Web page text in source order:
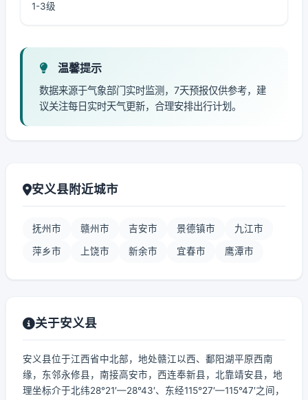
1-3级
温馨提示
数据来源于气象部门实时监测，7天预报仅供参考，建
议关注每日实时天气更新，合理安排出行计划。
安义县附近城市
抚州市 赣州市 吉安市 景德镇市 九江市
萍乡市 上饶市 新余市 宜春市 鹰潭市
关于安义县
安义县位于江西省中北部，地处赣江以西、鄱阳湖平原西南
缘，东邻永修县，南接高安市，西连奉新县，北靠靖安县，地
理坐标介于北纬28°21′—28°43′、东经115°27′—115°47′之间，